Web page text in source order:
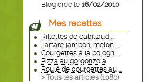
Blog créé le 16/02/2010
Mes recettes
Rillettes de cabillaud ...
Tartare jambon, melon ...
Courgettes à la bologn ...
Pizza au gorgonzola.
Roulé de courgettes au ...
> Tous les articles (1080)